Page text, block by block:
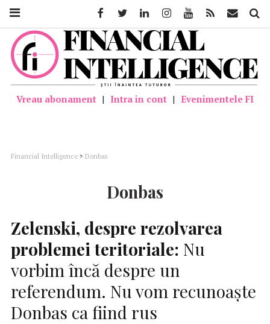
Vreau abonament | Intra in cont | Evenimentele FI
Financial Intelligence > Donbas
Donbas
Zelenski, despre rezolvarea
problemei teritoriale: Nu
vorbim încă despre un
referendum. Nu vom recunoaşte
Donbas ca fiind rus
FacebookTwitter LinkedinInstagramYoutube Feed Mail